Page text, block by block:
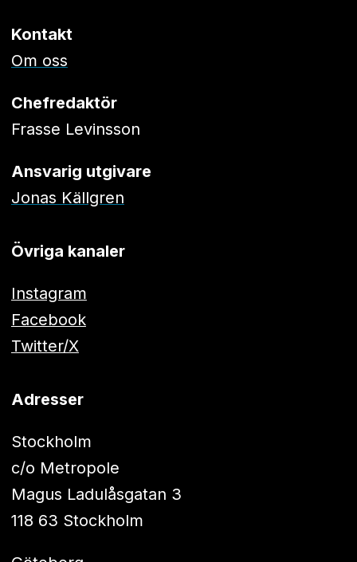
Kontakt
Om oss
Chefredaktör
Frasse Levinsson
Ansvarig utgivare
Jonas Källgren
Övriga kanaler
Instagram
Facebook
Twitter/X
Adresser
Stockholm
c/o Metropole
Magus Ladulåsgatan 3
118 63 Stockholm